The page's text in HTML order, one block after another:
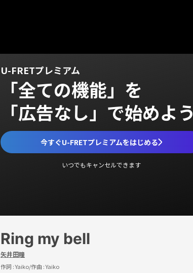
U-FRETプレミアム
「全ての機能」を
「広告なし」で始めよう
今すぐU-FRETプレミアムをはじめる
いつでもキャンセルできます
Ring my bell
矢井田瞳
作詞 :Yaiko/作曲 :Yaiko